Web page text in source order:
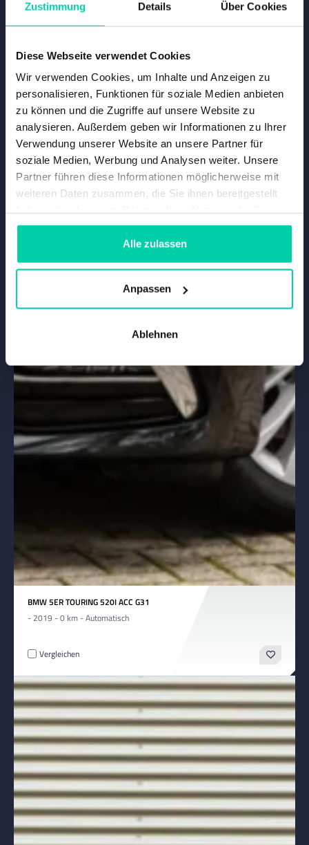
Zustimmung Details Über Cookies
Diese Webseite verwendet Cookies
Wir verwenden Cookies, um Inhalte und Anzeigen zu
personalisieren, Funktionen für soziale Medien anbieten
zu können und die Zugriffe auf unsere Website zu
analysieren. Außerdem geben wir Informationen zu Ihrer
Verwendung unserer Website an unsere Partner für
soziale Medien, Werbung und Analysen weiter. Unsere
Partner führen diese Informationen möglicherweise mit
weiteren Daten zusammen, die Sie ihnen bereitgestellt
gesammelt haben.
Alle zulassen
Anpassen
Ablehnen
BMW 5ER TOURING 520I ACC G31
- 2019 - 0 km - Automatisch
Vergleichen